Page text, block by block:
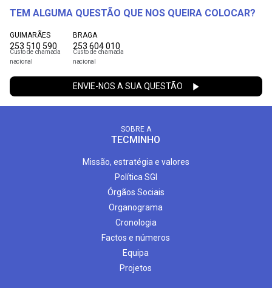
TEM ALGUMA QUESTÃO QUE NOS QUEIRA COLOCAR?
GUIMARÃES
253 510 590
Custo de chamada
nacional
BRAGA
253 604 010
Custo de chamada
nacional
ENVIE-NOS A SUA QUESTÃO
SOBRE A
TECMINHO
Missão, estratégia e valores
Política SGI
Órgãos Sociais
Organograma
Cronologia
Factos e números
Equipa
Projetos